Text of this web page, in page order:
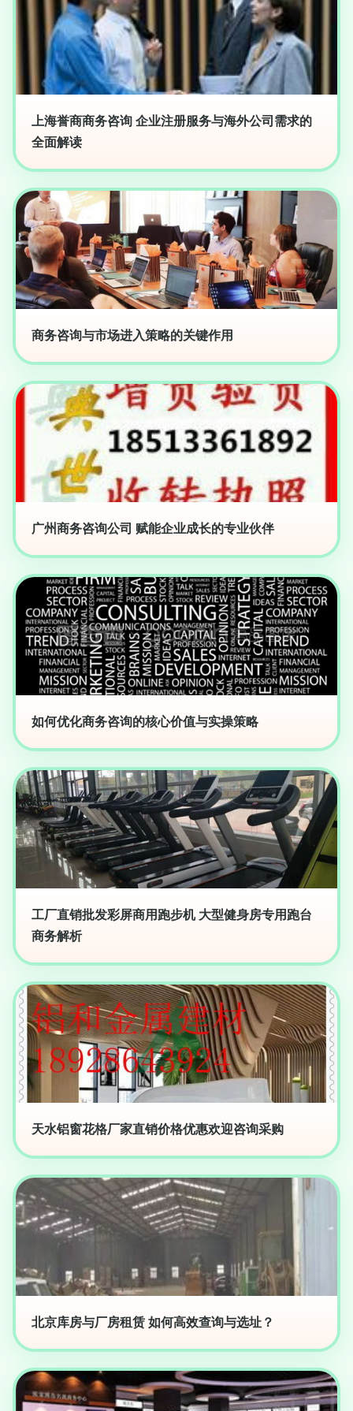
上海誉商商务咨询 企业注册服务与海外公司需求的
全面解读
商务咨询与市场进入策略的关键作用
广州商务咨询公司 赋能企业成长的专业伙伴
如何优化商务咨询的核心价值与实操策略
工厂直销批发彩屏商用跑步机 大型健身房专用跑台
商务解析
天水铝窗花格厂家直销价格优惠欢迎咨询采购
北京库房与厂房租赁 如何高效查询与选址？